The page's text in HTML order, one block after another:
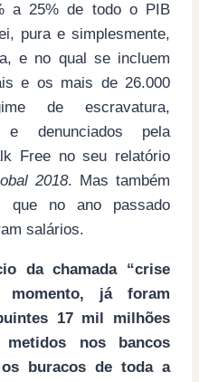
a 25% de todo o PIB
pura e simplesmente,
e no qual se incluem
e os mais de 26.000
de escravatura,
e denunciados pela
Free no seu relatório
2018. Mas também
que no ano passado
salários.
da chamada “crise
já foram
17 mil milhões
nos bancos
buracos de toda a